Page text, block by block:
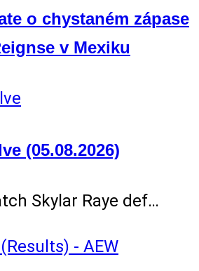
o chystaném zápase
v Mexiku
(05.08.2026)
Skylar Raye def…